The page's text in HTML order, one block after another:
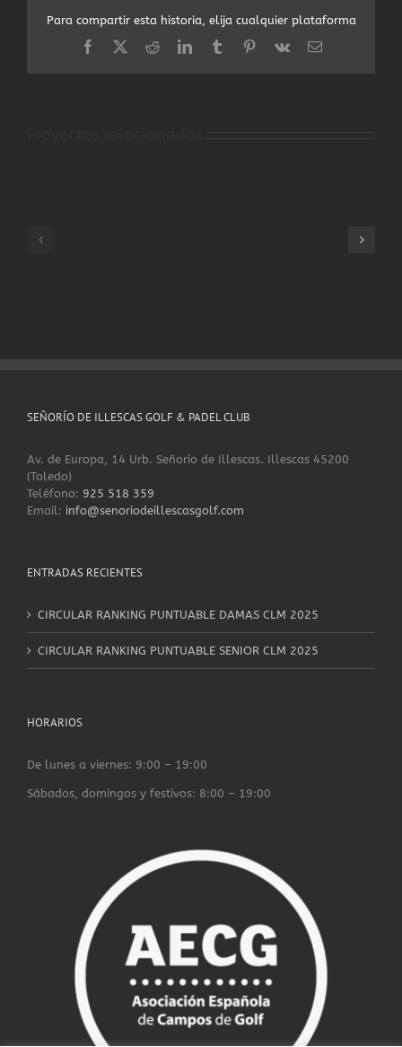
Para compartir esta historia, elija cualquier plataforma
Facebook
X RedditLinkedInTumblrPinterest
Vk
Correo
SEÑORÍO DE ILLESCAS GOLF & PADEL CLUB
Av. de Europa, 14 Urb. Señorío de Illescas. Illescas 45200
(Toledo)
Teléfono: 925 518 359
Email: info@senoriodeillescasgolf.com
ENTRADAS RECIENTES
CIRCULAR RANKING PUNTUABLE DAMAS CLM 2025
CIRCULAR RANKING PUNTUABLE SENIOR CLM 2025
HORARIOS
De lunes a viernes: 9:00 – 19:00
Sábados, domingos y festivos: 8:00 – 19:00